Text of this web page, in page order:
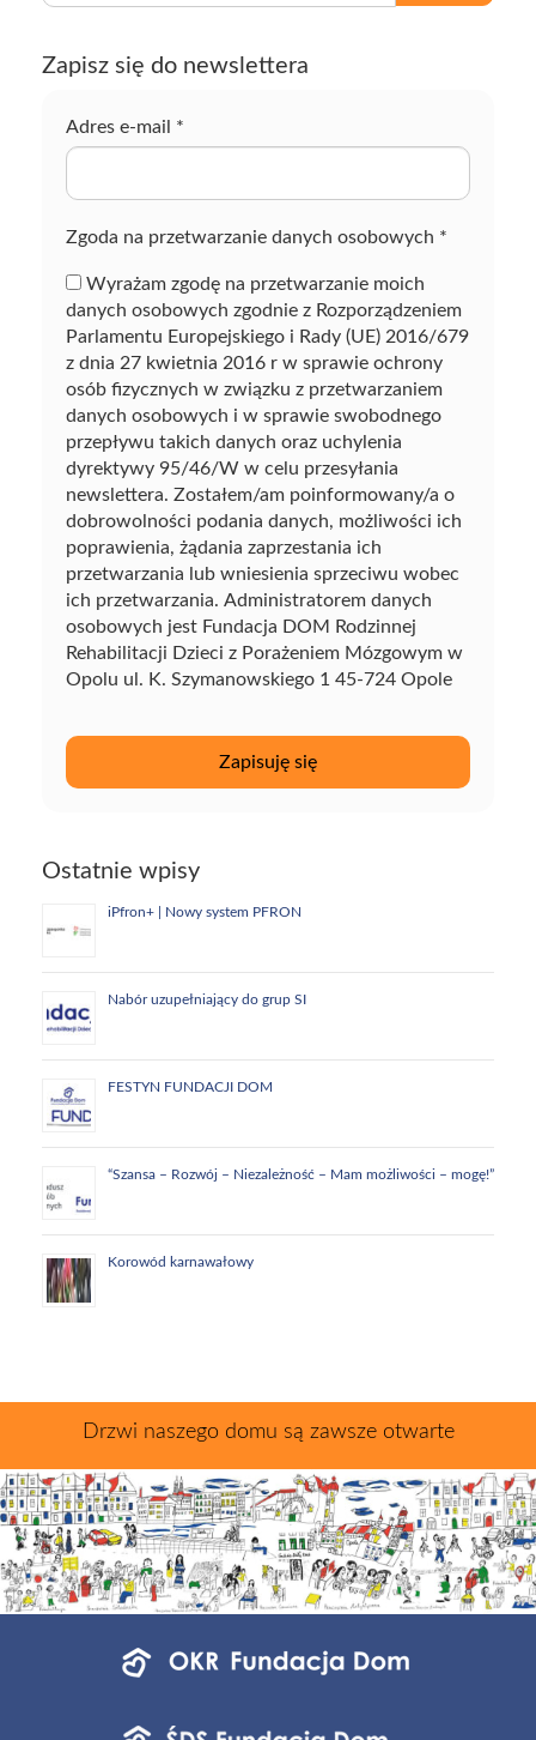
z
Zapisz się do newslettera
Adres e-mail *
Zgoda na przetwarzanie danych osobowych *
Wyrażam zgodę na przetwarzanie moich
danych osobowych zgodnie z Rozporządzeniem
Parlamentu Europejskiego i Rady (UE) 2016/679
z dnia 27 kwietnia 2016 r w sprawie ochrony
osób fizycznych w związku z przetwarzaniem
danych osobowych i w sprawie swobodnego
przepływu takich danych oraz uchylenia
dyrektywy 95/46/W w celu przesyłania
newslettera. Zostałem/am poinformowany/a o
dobrowolności podania danych, możliwości ich
poprawienia, żądania zaprzestania ich
przetwarzania lub wniesienia sprzeciwu wobec
ich przetwarzania. Administratorem danych
osobowych jest Fundacja DOM Rodzinnej
Rehabilitacji Dzieci z Porażeniem Mózgowym w
Opolu ul. K. Szymanowskiego 1 45-724 Opole
Ostatnie wpisy
iPfron+ | Nowy system PFRON
Nabór uzupełniający do grup SI
FESTYN FUNDACJI DOM
“Szansa – Rozwój – Niezależność – Mam możliwości – mogę!”
Korowód karnawałowy
Drzwi naszego domu są zawsze otwarte